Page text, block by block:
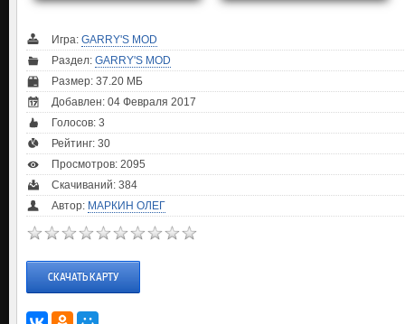
Игра: GARRY'S MOD
Раздел: GARRY'S MOD
Размер: 37.20 МБ
Добавлен: 04 Февраля 2017
Голосов: 3
Рейтинг: 30
Просмотров: 2095
Скачиваний: 384
Автор: МАРКИН ОЛЕГ
СКАЧАТЬ КАРТУ